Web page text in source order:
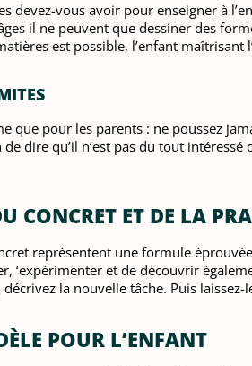
devez-vous avoir pour enseigner à
il ne peuvent que dessiner des
est possible, l’enfant maîtrisant
que pour les parents : ne poussez
dire qu’il n’est pas du tout
CONCRET ET DE LA
représentent une formule
‘expérimenter et de découvrir
la nouvelle tâche. Puis laissez-
POUR L’ENFANT